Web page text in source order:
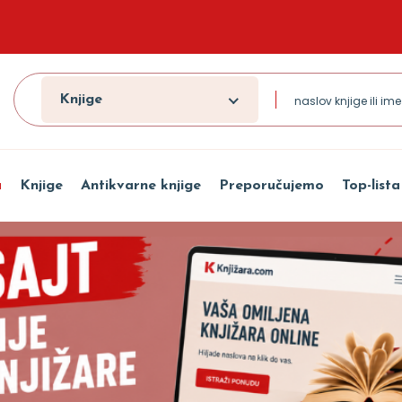
Knjige
Knjige Antikvarne knjige Preporučujemo Top-lista